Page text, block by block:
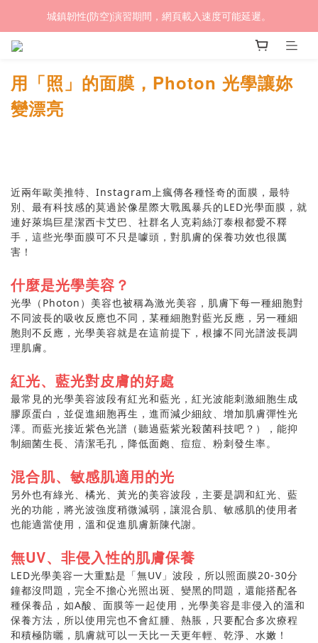
(熱銷加開優惠) 限時滿額贈🎁 LED循環涼風桌扇
城鎮韌性(防空)演習期間，網頁載入速度可能延遲。
(熱銷加開優惠) 限時滿額贈🎁 LED循環涼風桌扇
用「照」的面膜，Photon 光學讓妳
變漂亮
近兩年歐美推特、Instagram上瘋傳各種怪奇的面膜，最特
別、最有科技感的莫過於像星際大戰風暴兵的LED光學面膜，就
連好萊塢巨星潔西卡艾巴、社群名人克莉絲汀泰根都愛不釋
手，這些光學面膜可不只是噱頭，對肌膚的保養功效也很厲
害！
什麼是光學美容？
光學（Photon）美容也被稱為激光美容，肌膚下每一種細胞對
不同波長的吸收反應也不同，某種細胞對藍光反應，另一種細
胞則不反應，光學美容就是在這前提下，根據不同光譜波長調
理肌膚。
紅光、藍光對皮膚的好處
最常見的光學美容波段有紅光和藍光，紅光波能刺激細胞生成
膠原蛋白，並促進細胞再生，進而減少細紋、增加肌膚彈性光
澤。而藍光接近紫色光譜（聽過藍紫光殺菌科技吧？），能抑
制細菌生長、清潔毛孔，降低面皰、痘痘、粉刺發生率。
混合肌、敏感肌適用的光
另外也有綠光、橘光、黃光的美容波段，主要是調和紅光、藍
光的功能，將光波強度稍微減弱，讓混合肌、敏感肌的使用者
也能適當使用，溫和促進肌膚新陳代謝。
無UV、非侵入性的肌膚保養
LED光學美容一大重點是「無UV」波段，所以照面膜20-30分
鐘都沒問題，完全不擔心光照出斑、變黑的問題，還能搭配各
種保養品，如A酸、面膜等一起使用，光學美容是非侵入的溫和
保養方法，所以使用完也不會紅腫、熱脹，只要配合多次療程
和積極防曬，肌膚就可以一天比一天更年輕、乾淨、水嫩！